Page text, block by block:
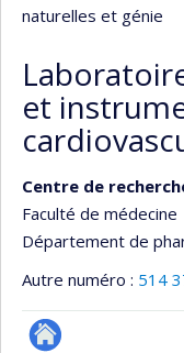
naturelles et génie
et
Centre de
Faculté de médecine
Département de
Autre numéro : 514